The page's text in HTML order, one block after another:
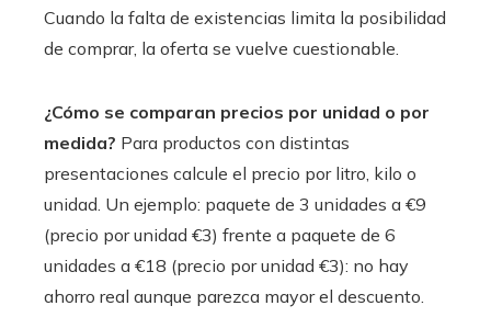
Cuando la falta de existencias limita la posibilidad
de comprar, la oferta se vuelve cuestionable.
¿Cómo se comparan precios por unidad o por
medida? Para productos con distintas
presentaciones calcule el precio por litro, kilo o
unidad. Un ejemplo: paquete de 3 unidades a €9
(precio por unidad €3) frente a paquete de 6
unidades a €18 (precio por unidad €3): no hay
ahorro real aunque parezca mayor el descuento.